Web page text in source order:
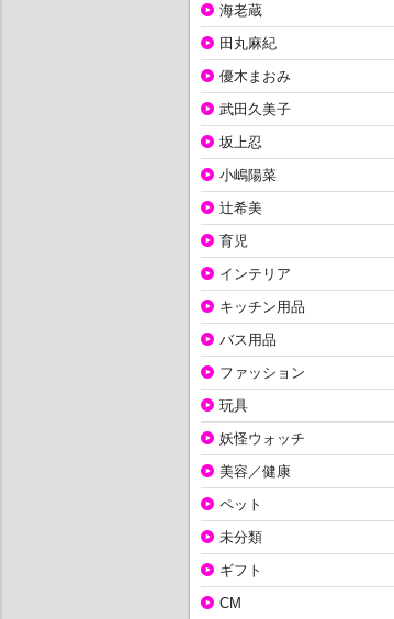
海老蔵
田丸麻紀
優木まおみ
武田久美子
坂上忍
小嶋陽菜
辻希美
育児
インテリア
キッチン用品
バス用品
ファッション
玩具
妖怪ウォッチ
美容／健康
ペット
未分類
ギフト
CM